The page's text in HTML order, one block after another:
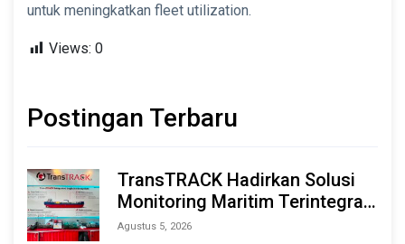
untuk meningkatkan fleet utilization.
Views: 0
Postingan Terbaru
TransTRACK Hadirkan Solusi
Monitoring Maritim Terintegrasi
Berbasis AI & IoT di Indonesia
Agustus 5, 2026